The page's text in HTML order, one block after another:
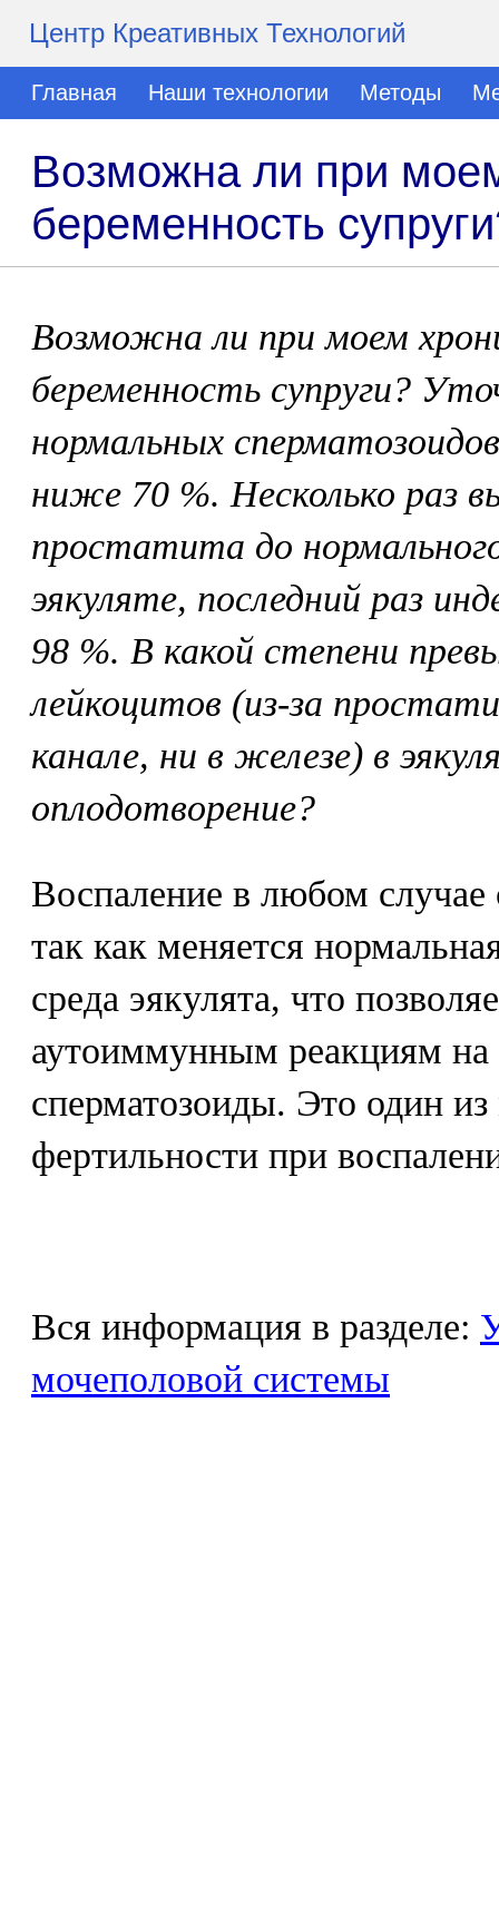
Центр Креативных Технологий
Главная Наши технологии Методы
Возможна ли при
беременность
Возможна ли при моем
беременность супруги?
нормальных
ниже 70 %. Несколько раз
простатита до
эякуляте, последний раз
98 %. В какой степени
лейкоцитов (из-за
канале, ни в железе) в
оплодотворение?
Воспаление в любом случае
так как меняется
среда эякулята, что
аутоиммунным реакциям на
сперматозоиды. Это один
фертильности при
Вся информация в разделе:
мочеполовой системы